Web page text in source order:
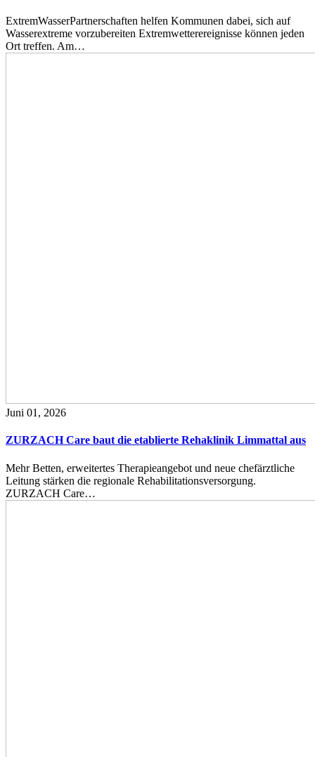
ExtremWasserPartnerschaften helfen Kommunen dabei, sich auf
Wasserextreme vorzubereiten Extremwetterereignisse können jeden
Ort treffen. Am…
Juni 01, 2026
ZURZACH Care baut die etablierte Rehaklinik Limmattal aus
Mehr Betten, erweitertes Therapieangebot und neue chefärztliche
Leitung stärken die regionale Rehabilitationsversorgung.
ZURZACH Care…